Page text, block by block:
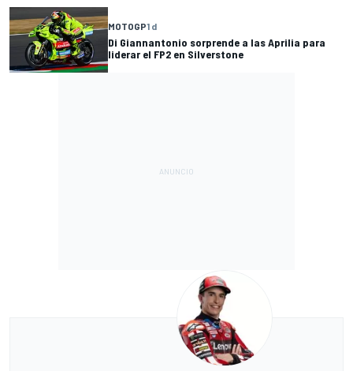
MOTOGP1 d
Di Giannantonio sorprende a las Aprilia para
liderar el FP2 en Silverstone